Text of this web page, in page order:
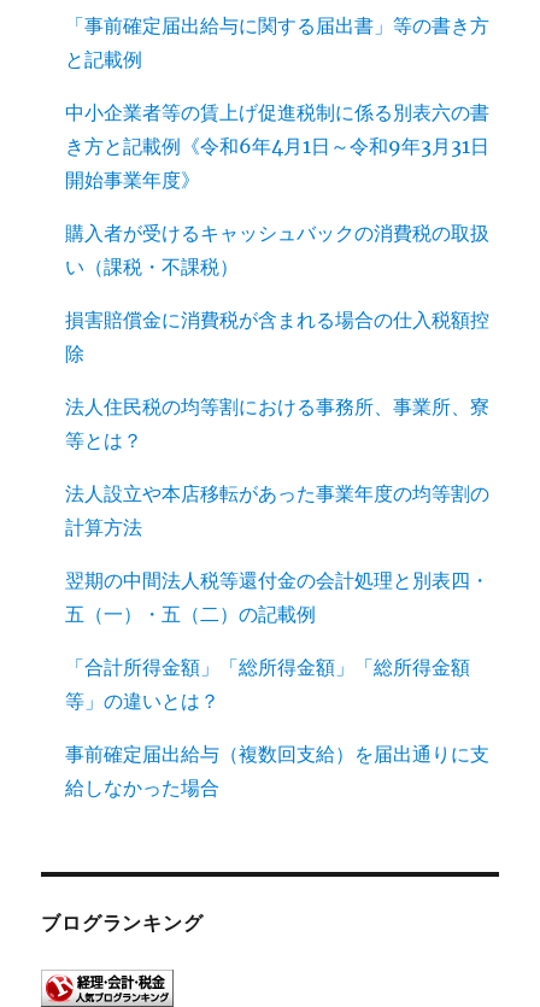
「事前確定届出給与に関する届出書」等の書き方
と記載例
中小企業者等の賃上げ促進税制に係る別表六の書
き方と記載例《令和6年4月1日～令和9年3月31日
開始事業年度》
購入者が受けるキャッシュバックの消費税の取扱
い（課税・不課税）
損害賠償金に消費税が含まれる場合の仕入税額控
除
法人住民税の均等割における事務所、事業所、寮
等とは？
法人設立や本店移転があった事業年度の均等割の
計算方法
翌期の中間法人税等還付金の会計処理と別表四・
五（一）・五（二）の記載例
「合計所得金額」「総所得金額」「総所得金額
等」の違いとは？
事前確定届出給与（複数回支給）を届出通りに支
給しなかった場合
ブログランキング